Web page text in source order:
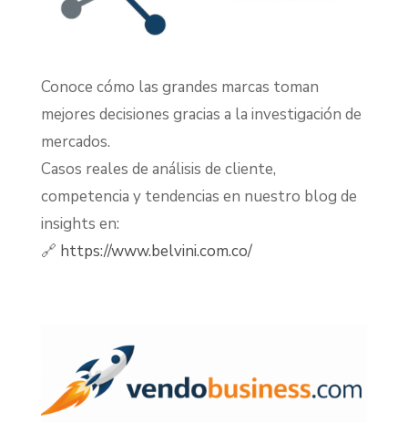
Conoce cómo las grandes marcas toman
mejores decisiones gracias a la investigación de
mercados.
Casos reales de análisis de cliente,
competencia y tendencias en nuestro blog de
insights en:
🔗 https://www.belvini.com.co/